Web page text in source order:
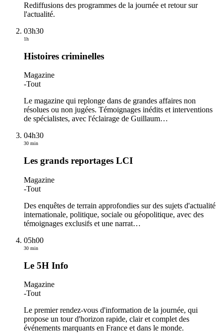
Rediffusions des programmes de la journée et retour sur
l'actualité.
03h30
1h
Histoires criminelles
Magazine
-Tout
Le magazine qui replonge dans de grandes affaires non
résolues ou non jugées. Témoignages inédits et interventions
de spécialistes, avec l'éclairage de Guillaum…
04h30
30 min
Les grands reportages LCI
Magazine
-Tout
Des enquêtes de terrain approfondies sur des sujets d'actualité
internationale, politique, sociale ou géopolitique, avec des
témoignages exclusifs et une narrat…
05h00
30 min
Le 5H Info
Magazine
-Tout
Le premier rendez-vous d'information de la journée, qui
propose un tour d'horizon rapide, clair et complet des
événements marquants en France et dans le monde.